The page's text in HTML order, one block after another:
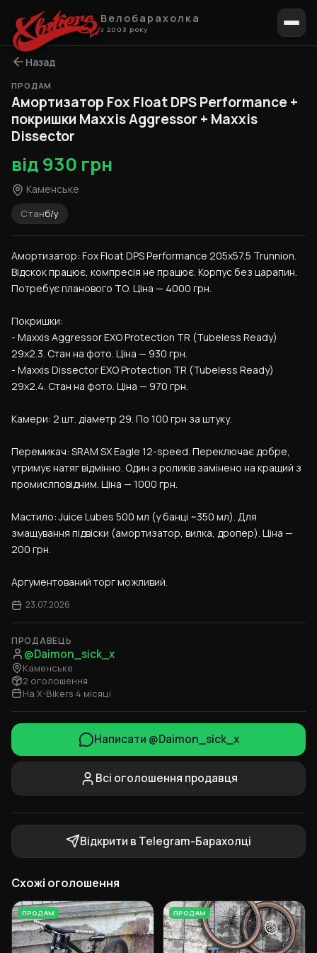
Велобарахолка
з 2003 року
Назад
ПРОДАМ
Амортизатор Fox Float DPS Performance +
покришки Maxxis Aggressor + Maxxis
Dissector
від 930 грн
Каменське
Станб/у
Амортизатор: Fox Float DPS Performance 205x57.5 Trunnion.
Відскок працює, компресія не працює. Корпус без царапин.
Потребує планового ТО. Ціна — 4000 грн.
Покришки:
- Maxxis Aggressor EXO Protection TR (Tubeless Ready)
29x2.3. Стан на фото. Ціна — 930 грн.
- Maxxis Dissector EXO Protection TR (Tubeless Ready)
29x2.4. Стан на фото. Ціна — 970 грн.
Камери: 2 шт. діаметр 29. По 100 грн за штуку.
Перемикач: SRAM SX Eagle 12-speed. Переключає добре,
утримує натяг відмінно. Один з роликів замінено на кращий з
промислповідним. Ціна — 1000 грн.
Мастило: Juice Lubes 500 мл (у банці ~350 мл). Для
змащування підвіски (амортизатор, вилка, дропер). Ціна —
200 грн.
Аргументований торг можливий.
23.07.2026
ПРОДАВЕЦЬ
@Daimon_sick_x
Каменське
2 оголошення
На X-Bikers 4 місяці
Написати @Daimon_sick_x
Всі оголошення продавця
Відкрити в Telegram-Барахолці
Схожі оголошення
ПРОДАМ ПРОДАМ